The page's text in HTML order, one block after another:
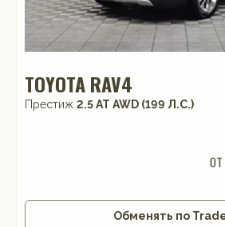
TOYOTA RAV4
Престиж 2.5 AT AWD (199 Л.С.)
от
Обменять по